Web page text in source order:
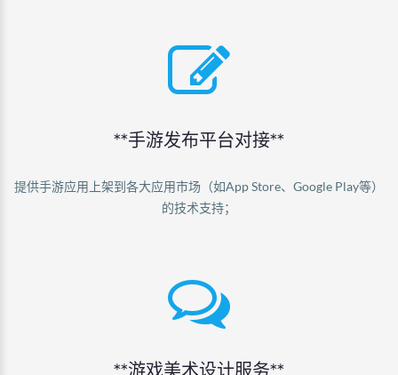
**手游发布平台对接**
提供手游应用上架到各大应用市场（如App Store、Google Play等）
的技术支持；
**游戏美术设计服务**